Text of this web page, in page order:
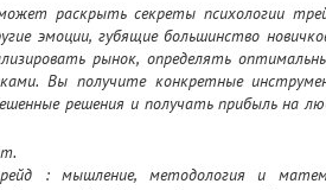
раскрыть секреты психологии
эмоции, губящие большинство
рынок, определять
Вы получите конкретные
решения и получать прибыль на